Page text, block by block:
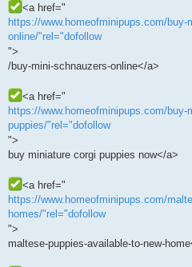
<a href="
https://www.homeofminipups.com/buy-
online/"rel="dofollow
">
/buy-mini-schnauzers-online</a>
<a href="
https://www.homeofminipups.com/buy-
puppies/"rel="dofollow
">
buy miniature corgi puppies now</a>
<a href="
https://www.homeofminipups.com/
homes/"rel="dofollow
">
maltese-puppies-available-to-new-